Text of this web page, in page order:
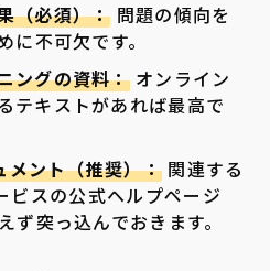
（必須）： 問題の傾向を
不可欠です。
ングの資料：オンライン
テキストがあれば最高で
ント（推奨）： 関連する
スの公式ヘルプページ
ず突っ込んでおきます。